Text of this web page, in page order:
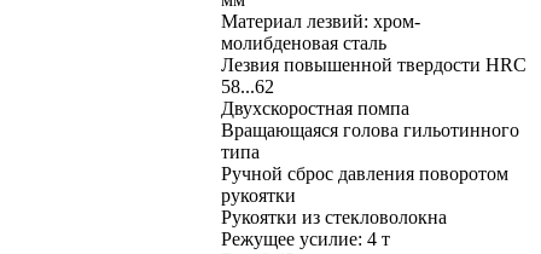
Материал лезвий: хром-
молибденовая сталь
Лезвия повышенной твердости HRC
58...62
Двухскоростная помпа
Вращающаяся голова гильотинного
типа
Ручной сброс давления поворотом
рукоятки
Рукоятки из стекловолокна
Режущее усилие: 4 т